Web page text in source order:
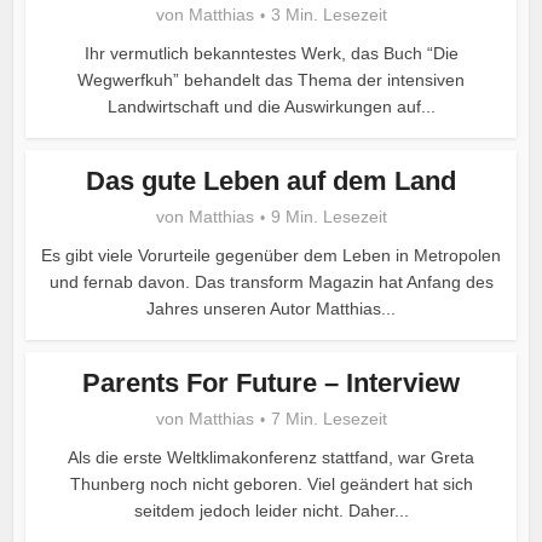
von Matthias
3 Min. Lesezeit
Ihr vermutlich bekanntestes Werk, das Buch “Die
Wegwerfkuh” behandelt das Thema der intensiven
Landwirtschaft und die Auswirkungen auf...
Das gute Leben auf dem Land
von Matthias
9 Min. Lesezeit
Es gibt viele Vorurteile gegenüber dem Leben in Metropolen
und fernab davon. Das transform Magazin hat Anfang des
Jahres unseren Autor Matthias...
Parents For Future – Interview
von Matthias
7 Min. Lesezeit
Als die erste Weltklimakonferenz stattfand, war Greta
Thunberg noch nicht geboren. Viel geändert hat sich
seitdem jedoch leider nicht. Daher...